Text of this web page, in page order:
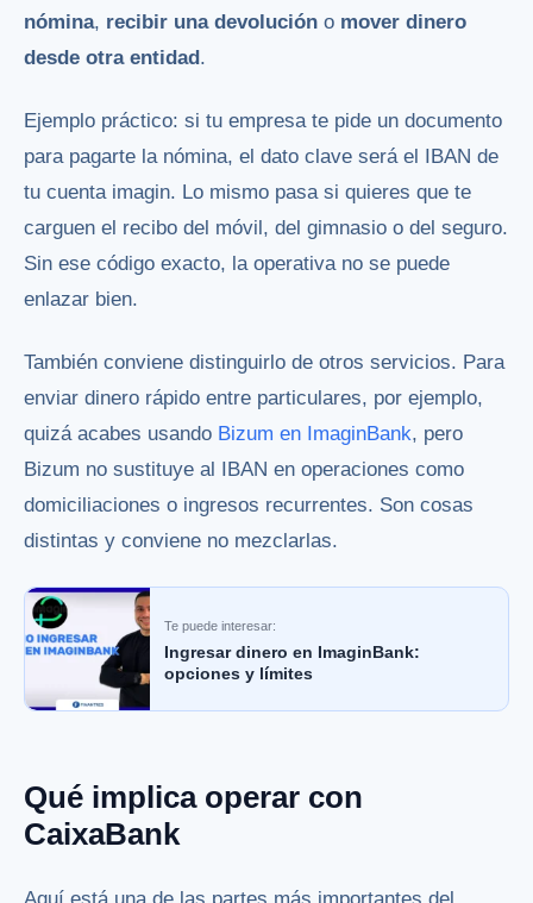
nómina, recibir una devolución o mover dinero
desde otra entidad .
Ejemplo práctico: si tu empresa te pide un documento
para pagarte la nómina, el dato clave será el IBAN de
tu cuenta imagin. Lo mismo pasa si quieres que te
carguen el recibo del móvil, del gimnasio o del seguro.
Sin ese código exacto, la operativa no se puede
enlazar bien.
También conviene distinguirlo de otros servicios. Para
enviar dinero rápido entre particulares, por ejemplo,
quizá acabes usando Bizum en ImaginBank, pero
Bizum no sustituye al IBAN en operaciones como
domiciliaciones o ingresos recurrentes. Son cosas
distintas y conviene no mezclarlas.
Te puede interesar:
Ingresar dinero en ImaginBank:
opciones y límites
Qué implica operar con
CaixaBank
Aquí está una de las partes más importantes del